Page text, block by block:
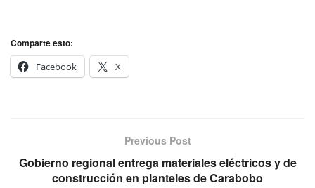
Comparte esto:
Facebook
X
Previous Post
Gobierno regional entrega materiales eléctricos y de
construcción en planteles de Carabobo